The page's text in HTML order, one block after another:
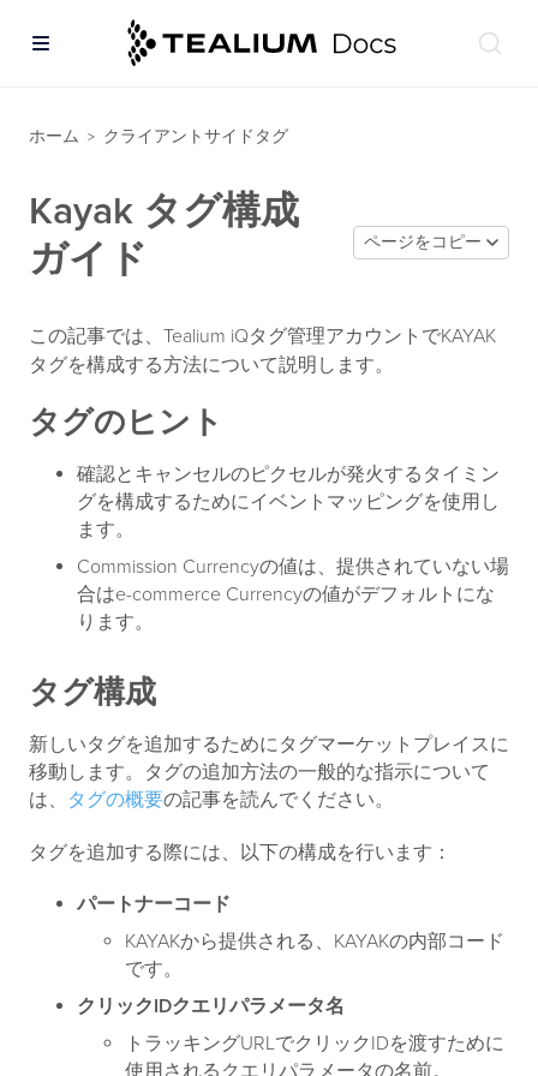
ホーム > クライアントサイドタグ
Kayak タグ構成
ガイド
ページをコピー
この記事では、Tealium iQタグ管理アカウントでKAYAK
タグを構成する方法について説明します。
タグのヒント
確認とキャンセルのピクセルが発火するタイミン
グを構成するためにイベントマッピングを使用し
ます。
Commission Currencyの値は、提供されていない場
合はe-commerce Currencyの値がデフォルトにな
ります。
タグ構成
新しいタグを追加するためにタグマーケットプレイスに
移動します。タグの追加方法の一般的な指示について
は、 タグの概要の記事を読んでください。
タグを追加する際には、以下の構成を行います：
パートナーコード
KAYAKから提供される、KAYAKの内部コード
です。
クリックIDクエリパラメータ名
トラッキングURLでクリックIDを渡すために